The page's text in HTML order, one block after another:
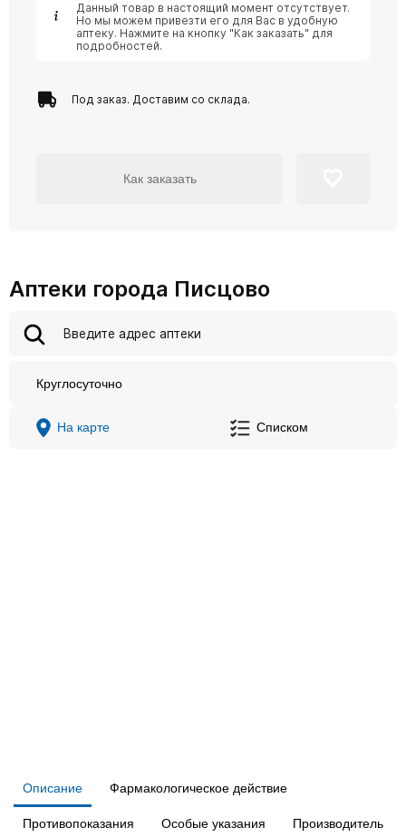
Данный товар в настоящий момент отсутствует.
Но мы можем привезти его для Вас в удобную
аптеку. Нажмите на кнопку "Как заказать" для
подробностей.
Под заказ. Доставим со склада.
Как заказать
Аптеки города Писцово
Круглосуточно
На карте Списком
Описание Фармакологическое действие
Противопоказания Особые указания Производитель